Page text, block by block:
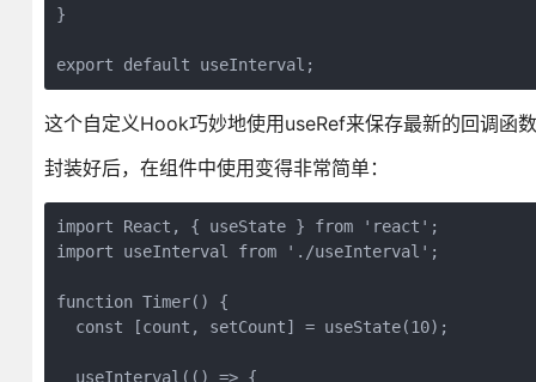
}
export default useInterval;
这个自定义Hook巧妙地使用useRef来保存最新的回调函数
封装好后，在组件中使用变得非常简单：
import React, { useState } from 'react';
import useInterval from './useInterval';
function Timer() {
  const [count, setCount] = useState(10);
  useInterval(() => {